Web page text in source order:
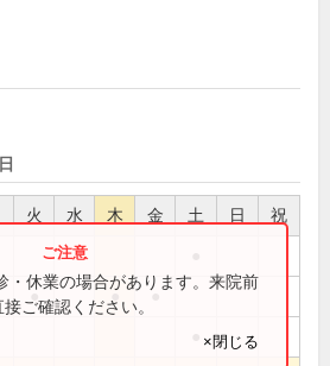
火 水 木 金 土 日 祝
● ● ●
・休業の場合があります。来院前
ご確認ください。
×閉じる